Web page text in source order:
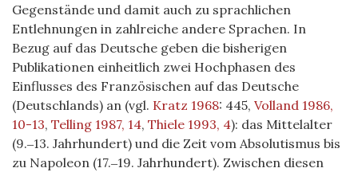
Gegenstände und damit auch zu sprachlichen
Entlehnungen in zahlreiche andere Sprachen. In
Bezug auf das Deutsche geben die bisherigen
Publikationen einheitlich zwei Hochphasen des
Einflusses des Französischen auf das Deutsche
(Deutschlands) an (vgl. Kratz 1968: 445, Volland 1986,
10-13, Telling 1987, 14, Thiele 1993, 4): das Mittelalter
(9.‒13. Jahrhundert) und die Zeit vom Absolutismus bis
zu Napoleon (17.‒19. Jahrhundert). Zwischen diesen